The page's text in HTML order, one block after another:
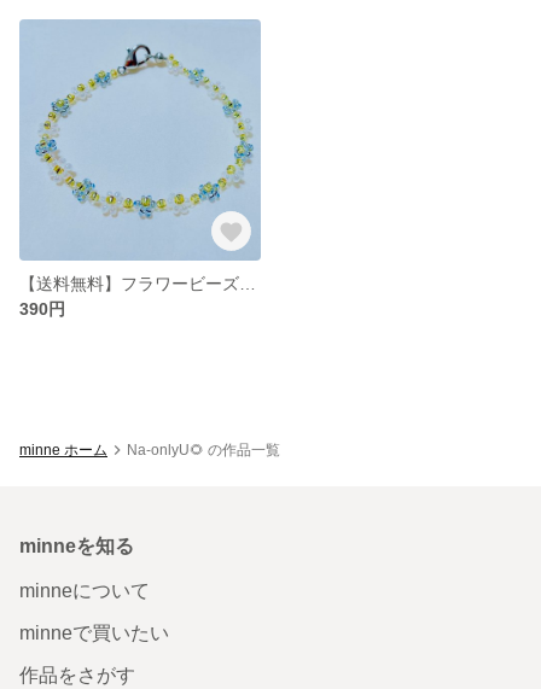
390円
minne ホーム Na-onlyU🌻 の作品一覧
minneを知る
minneについて
minneで買いたい
作品をさがす